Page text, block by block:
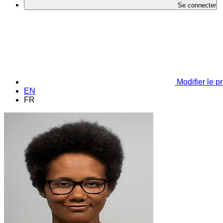
Se connecter
Modifier le
EN
FR